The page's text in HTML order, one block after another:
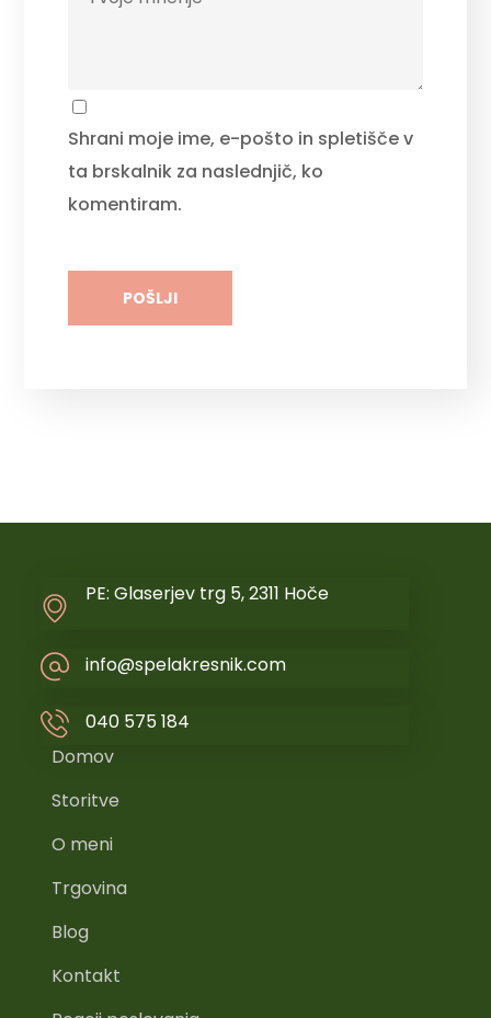
Shrani moje ime, e-pošto in spletišče v
ta brskalnik za naslednjič, ko
komentiram.
PE: Glaserjev trg 5, 2311 Hoče
info@spelakresnik.com
040 575 184
Domov
Storitve
O meni
Trgovina
Blog
Kontakt